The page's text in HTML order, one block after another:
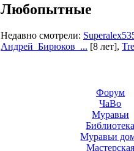
Любопытные
Недавно смотрели:
Андрей_Бирюков_... [8 лет],
Форум
ЧаВо
Муравьи
Муравьи
Мастерская